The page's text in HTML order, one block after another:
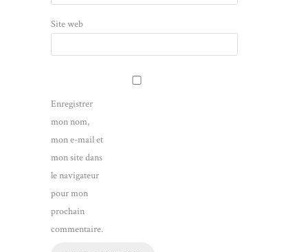
Site web
Enregistrer
mon nom,
mon e-mail et
mon site dans
le navigateur
pour mon
prochain
commentaire.